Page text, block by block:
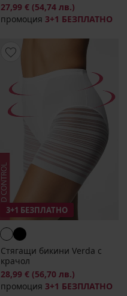
27,99 € (54,74 лв.)
промоция 3+1 БЕЗПЛАТНО
3+1 БЕЗПЛАТНО
Стягащи бикини Verda с
крачол
28,99 € (56,70 лв.)
промоция 3+1 БЕЗПЛАТНО